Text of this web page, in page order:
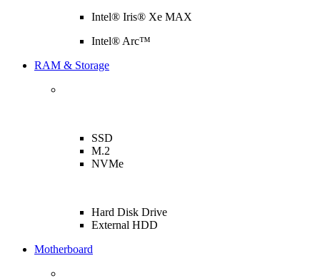
Intel® Iris® Xe MAX
Intel® Arc™
RAM & Storage
SSD
M.2
NVMe
Hard Disk Drive
External HDD
Motherboard